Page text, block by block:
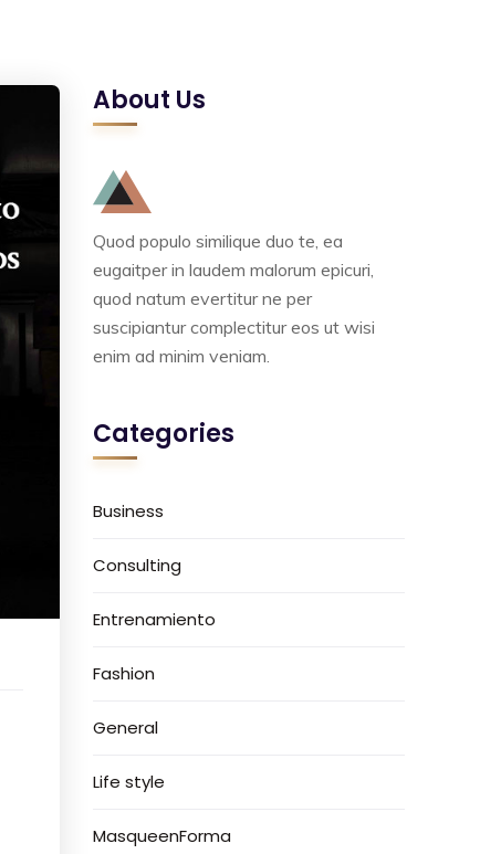
About Us
Quod populo similique duo te, ea
eugaitper in laudem malorum epicuri,
quod natum evertitur ne per
suscipiantur complectitur eos ut wisi
enim ad minim veniam.
Categories
Business
Consulting
Entrenamiento
Fashion
General
Life style
MasqueenForma